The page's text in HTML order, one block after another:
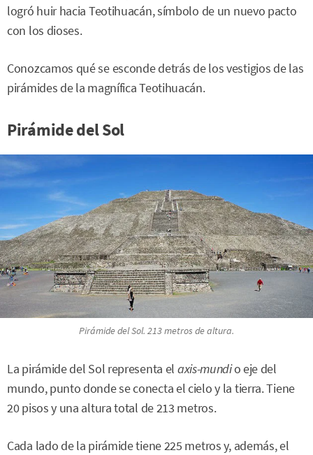
logró huir hacia Teotihuacán, símbolo de un nuevo pacto
con los dioses.
Conozcamos qué se esconde detrás de los vestigios de las
pirámides de la magnífica Teotihuacán.
Pirámide del Sol
Pirámide del Sol. 213 metros de altura.
La pirámide del Sol representa el axis-mundio eje del
mundo, punto donde se conecta el cielo y la tierra. Tiene
20 pisos y una altura total de 213 metros.
Cada lado de la pirámide tiene 225 metros y, además, el